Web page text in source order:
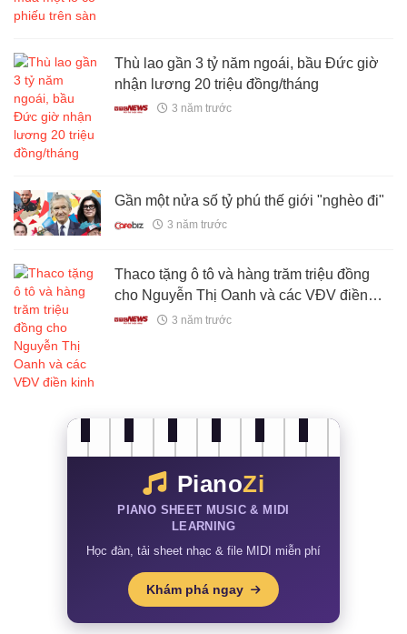
Thù lao gần 3 tỷ năm ngoái, bầu Đức giờ
nhận lương 20 triệu đồng/tháng
3 năm trước
Gần một nửa số tỷ phú thế giới "nghèo đi"
3 năm trước
Thaco tặng ô tô và hàng trăm triệu đồng
cho Nguyễn Thị Oanh và các VĐV điền
kinh
3 năm trước
PianoZi
PIANO SHEET MUSIC & MIDI
LEARNING
Học đàn, tải sheet nhạc & file MIDI miễn phí
Khám phá ngay